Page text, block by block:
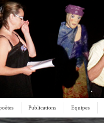
Publications Equipes